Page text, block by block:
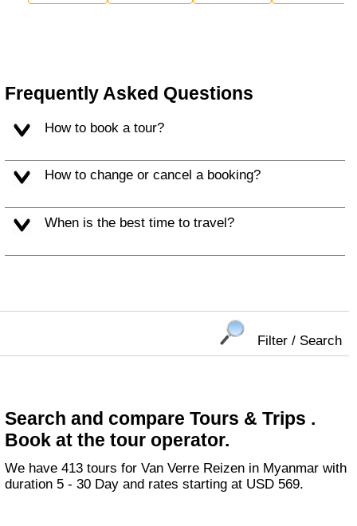
Frequently Asked Questions
How to book a tour?
How to change or cancel a booking?
When is the best time to travel?
Filter / Search
Search and compare Tours & Trips .
Book at the tour operator.
We have 413 tours for Van Verre Reizen in Myanmar with
duration 5 - 30 Day and rates starting at USD 569.